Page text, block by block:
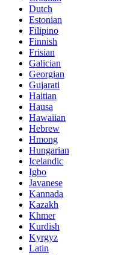
Dutch
Estonian
Filipino
Finnish
Frisian
Galician
Georgian
Gujarati
Haitian
Hausa
Hawaiian
Hebrew
Hmong
Hungarian
Icelandic
Igbo
Javanese
Kannada
Kazakh
Khmer
Kurdish
Kyrgyz
Latin